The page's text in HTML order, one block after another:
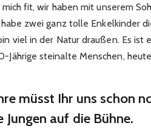
fit, wir haben mit unserem
habe zwei ganz tolle Enkelkinder
viel in der Natur draußen. Es ist
Jährige steinalte Menschen,
müsst Ihr uns schon
Jungen auf die Bühne.